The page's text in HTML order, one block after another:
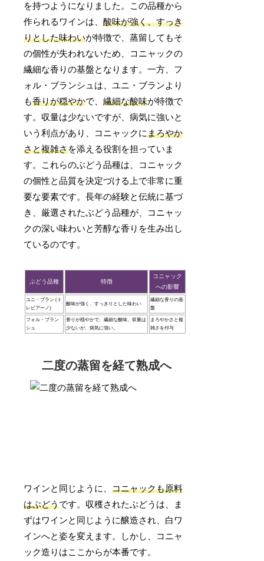
を持つようになりました。この品種から
作られるワインは、酸味が強く、すっき
りとした味わいが特徴で、蒸留してもそ
の個性が失われないため、コニャックの
繊細な香りの基盤となります。一方、フ
ォル・ブランシュは、ユニ・ブランより
も香りが穏やかで、繊細な酸味が特徴で
す。収量は少ないですが、病気に強いと
いう利点があり、コニャックにまろやか
さと複雑さを添える役割を担っていま
す。これらのぶどう品種は、コニャック
の個性と品質を決定づける上で非常に重
要な要素です。長年の経験と伝統に基づ
き、厳選されたぶどう品種が、コニャッ
クの深い味わいと芳醇な香りを生み出し
ているのです。
ぶどう品種 特徴
コニャック
への影響
ユニ・ブラン (ト
レビアーノ)
酸味が強く、すっきりとした味わい
繊細な香りの基
盤
フォル・ブラン
シュ
香りが穏やかで、繊細な酸味。収量は
少ないが、病気に強い。
まろやかさと複
雑さを付与
二度の蒸留を経て熟成へ
ワインと同じように、コニャックも原料
はぶどうです。収穫されたぶどうは、ま
ずはワインと同じように醸造され、白ワ
インへと姿を変えます。しかし、コニャ
ック造りはここからが本番です。